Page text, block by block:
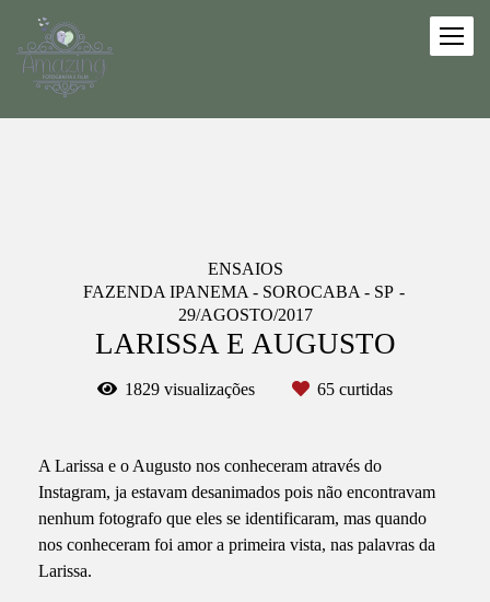
ENSAIOS
FAZENDA IPANEMA - SOROCABA - SP
29/AGOSTO/2017
LARISSA E AUGUSTO
1829 visualizações 65 curtidas
A Larissa e o Augusto nos conheceram através do
Instagram, ja estavam desanimados pois não encontravam
nenhum fotografo que eles se identificaram, mas quando
nos conheceram foi amor a primeira vista, nas palavras da
Larissa.